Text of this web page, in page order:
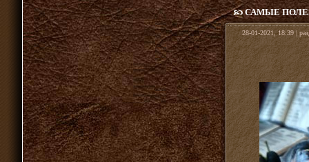
САМЫЕ
28-01-2021, 18:39 |